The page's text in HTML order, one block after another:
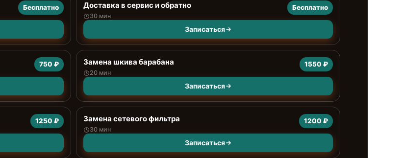
Бесплатно Доставка в сервис и обратно
30 мин
Бесплатно
Записаться
750 ₽ Замена шкива барабана
20 мин
1550 ₽
Записаться
1250 ₽ Замена сетевого фильтра
30 мин
1200 ₽
Записаться